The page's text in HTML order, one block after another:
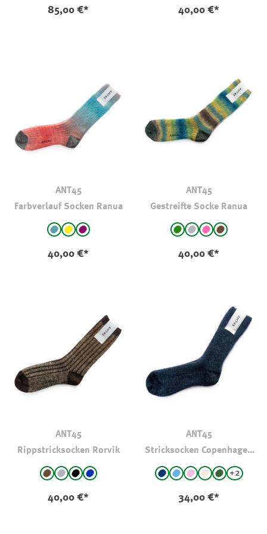
85,00 €* 40,00 €*
ANT45
Farbverlauf Socken Ranua
auswählen
türkis - gemustert
gelb - gemustert
lila - gemustert
40,00 €*
ANT45
Gestreifte Socke Ranua
Farbeauswählen
grün - gestreift
mittelgrau-
pink - gestreift
braun -
40,00 €*
ANT45
Rippstricksocken Rorvik
Farbeauswählen
braun - gestreift
mittelgrau-gestreift
schwarz - gestreift
blau - gestreift
40,00 €*
ANT45
Stricksocken Copenhagen
Farbeauswählen
marineHellblau
rosanaturOliv
+2
34,00 €*